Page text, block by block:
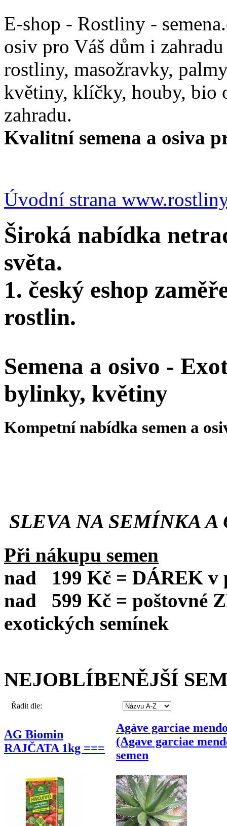
E-shop - Rostliny -
osiv pro Váš dům i
rostliny, masožravky,
květiny, klíčky, houby, bio
zahradu.
Kvalitní semena a osiva
Úvodní strana
Široká nabídka
světa.
1. český eshop
rostlin.
Semena a osivo -
bylinky, květiny
Kompetní nabídka semen a
SLEVA NA SEMÍNKA A
Při nákupu semen
nad 199 Kč = DÁREK v
nad 599 Kč = poštovné
exotických semínek
NEJOBLÍBENĚJŠÍ
Řadit dle:
AG Biomin
RAJČATA 1kg ===
Agáve garciae
(Agave garciae
semen